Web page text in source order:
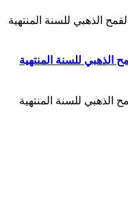
الذهبي للسنة المنتهية
الذهبي للسنة المنتهية